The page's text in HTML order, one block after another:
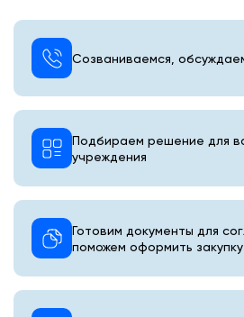
Созваниваемся,
Подбираем решение для
учреждения
Готовим документы для
поможем оформить закупку